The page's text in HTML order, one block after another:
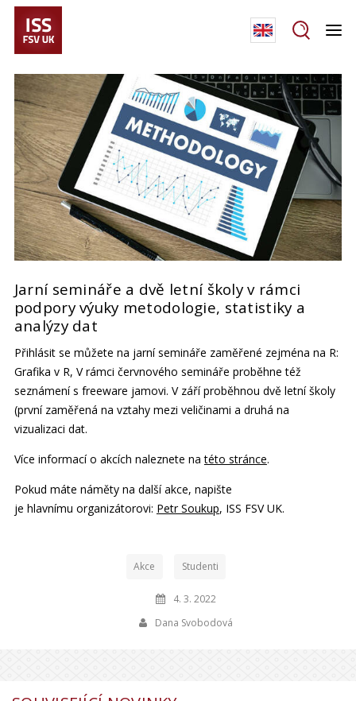
Jarní semináře a dvě letní školy v rámci
podpory výuky metodologie, statistiky a
analýzy dat
Přihlásit se můžete na jarní semináře zaměřené zejména na R:
Grafika v R, V rámci červnového semináře proběhne též
seznámení s freeware jamovi. V září proběhnou dvě letní školy
(první zaměřená na vztahy mezi veličinami a druhá na
vizualizaci dat.
Více informací o akcích naleznete natéto stránce.
Pokud máte náměty na další akce, napište
je hlavnímu organizátorovi: Petr Soukup, ISS FSV UK.
Akce Studenti
4. 3. 2022
Dana Svobodová